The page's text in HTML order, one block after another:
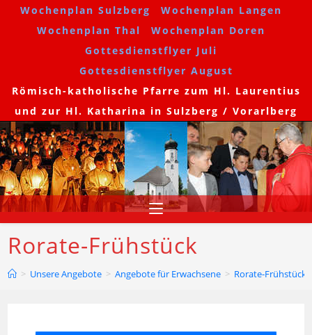
Wochenplan Sulzberg
Wochenplan Langen
Wochenplan Thal
Wochenplan Doren
Gottesdienstflyer Juli
Gottesdienstflyer August
Römisch-katholische Pfarre zum Hl. Laurentius
und zur Hl. Katharina in Sulzberg / Vorarlberg
Rorate-Frühstück
> Unsere Angebote > Angebote für Erwachsene > Rorate-Frühstück